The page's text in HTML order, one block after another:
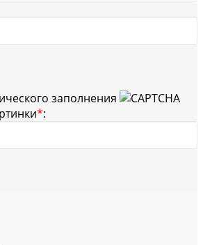
заполнения
*: